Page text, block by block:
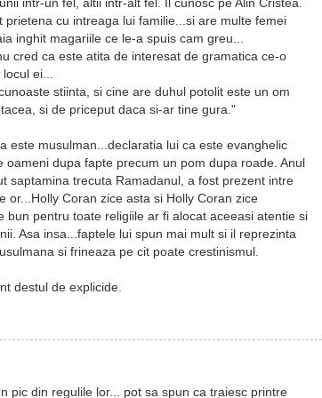
cu intreaga lui familie...si are multe femei
inghit magariile ce le-a spuis cam greu...
cred ca este atita de interesat de gramatica ce-o
ei...
stiinta, si cine are duhul potolit este un om
si de priceput daca si-ar tine gura."
este musulman...declaratia lui ca este evanghelic
dupa fapte precum un pom dupa roade. Anul
saptamina trecuta Ramadanul, a fost prezent intre
or...Holly Coran zice asta si Holly Coran zice
pentru toate religiile ar fi alocat aceeasi atentie si
Asa insa...faptele lui spun mai mult si il reprezinta
si frineaza pe cit poate crestinismul.
destul de explicide.
pic din regulile lor... pot sa spun ca traiesc printre